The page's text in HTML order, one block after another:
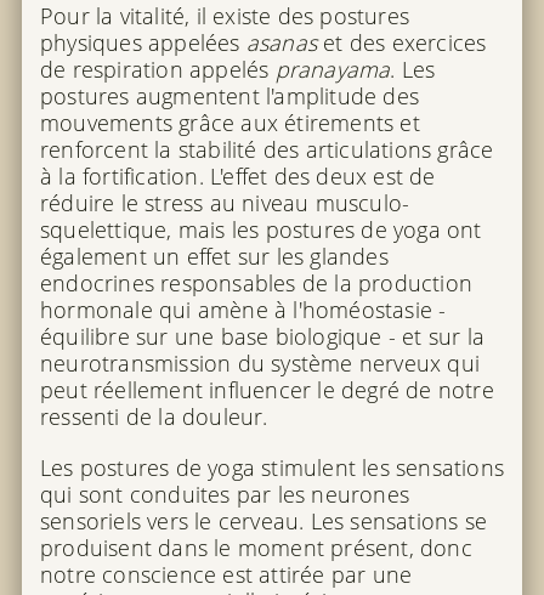
Pour la vitalité, il existe des postures
physiques appelées asanaset des exercices
de respiration appelés pranayama. Les
postures augmentent l'amplitude des
mouvements grâce aux étirements et
renforcent la stabilité des articulations grâce
à la fortification. L'effet des deux est de
réduire le stress au niveau musculo-
squelettique, mais les postures de yoga ont
également un effet sur les glandes
endocrines responsables de la production
hormonale qui amène à l'homéostasie -
équilibre sur une base biologique - et sur la
neurotransmission du système nerveux qui
peut réellement influencer le degré de notre
ressenti de la douleur.
Les postures de yoga stimulent les sensations
qui sont conduites par les neurones
sensoriels vers le cerveau. Les sensations se
produisent dans le moment présent, donc
notre conscience est attirée par une